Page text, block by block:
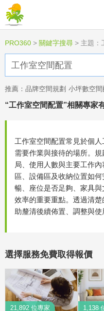
PRO360 > 關鍵字搜尋 > 主題：
推薦： 品牌空間規劃 小坪數空間
“工作室空間配置”相關專家
工作室空間配置常見於個
需要作業與接待的場所。
局、使用人數與主要工作
區、設備區及收納位置如
暢、座位是否足夠、家具
效率的重要重點。透過清
助釐清後續佈置、調整與使
選擇服務免費取得報價
21,892 位專家 1,138